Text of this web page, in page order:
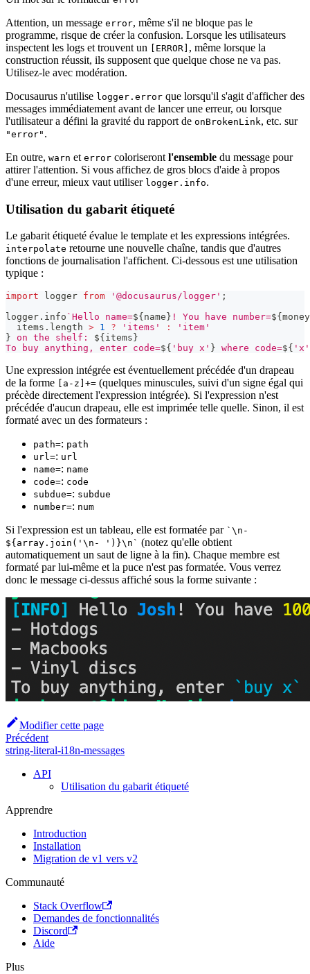
Attention, un message error, même s'il ne bloque pas le
programme, risque de créer la confusion. Lorsque les utilisateurs
inspectent les logs et trouvent un
[ERROR] , même lorsque la
construction réussit, ils supposent que quelque chose ne va pas.
Utilisez-le avec modération.
Docusaurus n'utilise logger.error que lorsqu'il s'agit d'afficher des
messages immédiatement avant de lancer une erreur, ou lorsque
l'utilisateur a défini la gravité du rapport de onBrokenLink, etc. sur
"error" .
En outre, warn et error coloriseront l'ensemble du message pour
attirer l'attention. Si vous affichez de gros blocs d'aide à propos
d'une erreur, mieux vaut utiliser logger.info.
Utilisation du gabarit étiqueté
Le gabarit étiqueté évalue le template et les expressions intégrées.
interpolate retourne une nouvelle chaîne, tandis que d'autres
fonctions de journalisation l'affichent. Ci-dessous est une utilisation
typique :
import logger from '@docusaurus/logger' ;
logger . info ` Hello name=${ name } ! You have number=${ money
  items
. length > 1 ? 'items' :
'item'
} on the shelf: ${ items }
To buy anything, enter code=${ 'buy x' } where code=${ 'x'
Une expression intégrée est éventuellement précédée d'un drapeau
de la forme
[a-z]+= (quelques minuscules, suivi d'un signe égal qui
précède directement l'expression intégrée). Si l'expression n'est
précédée d'aucun drapeau, elle est imprimée telle quelle. Sinon, il est
formaté avec un des formateurs :
path=: path
url=: url
name=: name
code=: code
subdue=: subdue
number=: num
Si l'expression est un tableau, elle est formatée par `\n-
${array.join('\n- ')}\n` (notez qu'elle obtient
automatiquement un saut de ligne à la fin). Chaque membre est
formaté par lui-même et la puce n'est pas formatée. Vous verrez
donc le message ci-dessus affiché sous la forme suivante :
Modifier cette page
Précédent
string-literal-i18n-messages
API
Utilisation du gabarit étiqueté
Apprendre
Introduction
Installation
Migration de v1 vers v2
Communauté
Stack Overflow
Demandes de fonctionnalités
Discord
Aide
Plus